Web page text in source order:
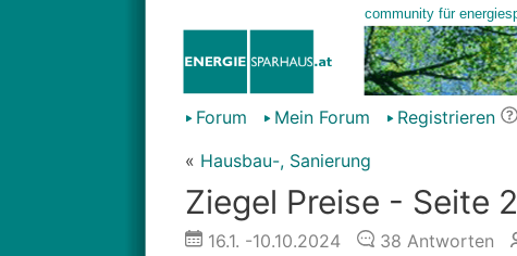
Forum Mein Forum Registrieren
« Hausbau-, Sanierung
Ziegel Preise - Seite 2
16.1. -10.10.2024 38 Antworten